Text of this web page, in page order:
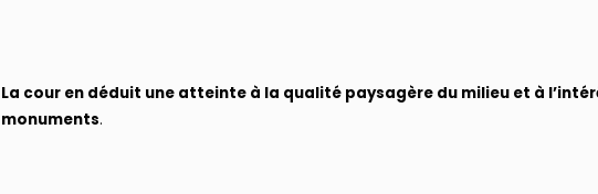
La cour en déduit une atteinte à la qualité paysagère du milieu et à
monuments.